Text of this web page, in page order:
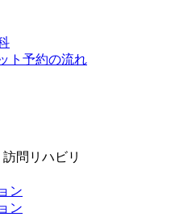
ト予約の流れ
問リハビリ
ン
ン